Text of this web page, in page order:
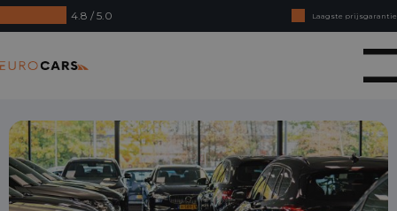
4.8 / 5.0
Laagste prijsgarantie
Online kopen, niet goed geld terug
Financial lease - Soepele acceptatie